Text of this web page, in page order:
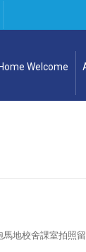
Home Welcome
地校舍課室拍照留